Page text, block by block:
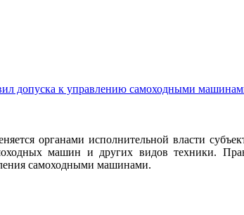
допуска к управлению самоходными
органами исполнительной власти
машин и других видов техники.
самоходными машинами.